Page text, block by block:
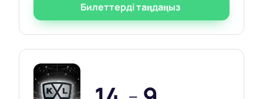
Билеттерді таңдаңыз